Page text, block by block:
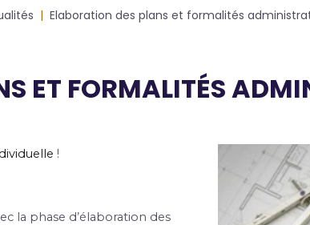
Elaboration des plans et formalités
ET FORMALITÉS
!
la phase d’élaboration des